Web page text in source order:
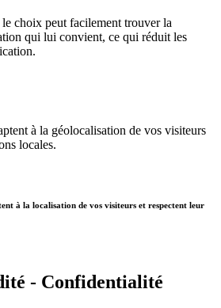
choix peut facilement trouver la
qui lui convient, ce qui réduit les
à la géolocalisation de vos visiteurs
locales.
à la localisation de vos visiteurs et respectent leur
- Confidentialité